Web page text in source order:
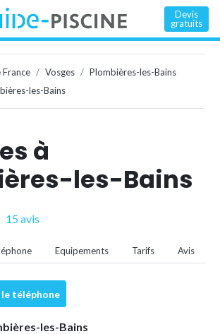
Devis
gratuits
Vosges
Plombières-les-Bains
les-Bains
à
les-Bains
15 avis
Equipements Tarifs Avis
téléphone
les-Bains